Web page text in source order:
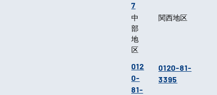
7
中
部
地
区
012
0-
81-
関西地区
0120-81-
3395